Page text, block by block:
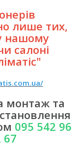
лише тих,
нашому
салоні
монтаж та
095 542 96
67